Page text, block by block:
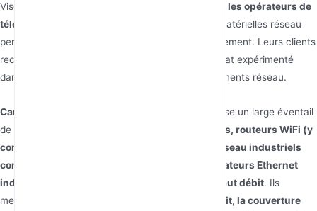
Visonicom sert principalement
les marques TIC et les opérateurs de
télécommunications
recherchant des solutions matérielles réseau
personnalisées pour leur propre marque et déploiement. Leurs clients
recherchent une fabrication fiable et un partenariat expérimenté
dans le développement et la production d'équipements réseau.
Caractéristiques des Produits :
Visonicom propose un large éventail
de produits, y compris des
CPE 5G/LTE et routeurs, routeurs WiFi (y
compris WiFi 7), AP sans fil, équipements de réseau industriels
comme les routeurs M2M 4G LTE et les commutateurs Ethernet
industriels, ainsi que des dispositifs d'accès haut débit. Ils
mettent l'accent sur les
l'accès internet haut débit, la couverture